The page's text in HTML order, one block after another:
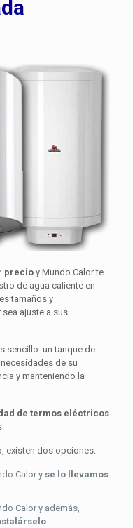
precio y Mundo Calor te
de agua caliente en
tamaños y
ajuste a sus
sencillo: un tanque de
de su
y manteniendo la
de termos eléctricos
existen dos opciones:
Calor y se lo llevamos
Calor y además,
.